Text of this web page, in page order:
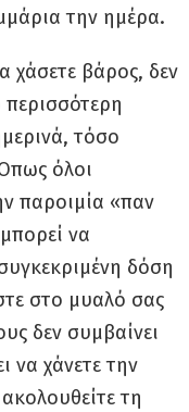
την ημέρα.
χάσετε βάρος, δεν
τόσο
όλοι
παροιμία «παν
να
δόση
στο μυαλό σας
δεν συμβαίνει
να χάνετε την
τη